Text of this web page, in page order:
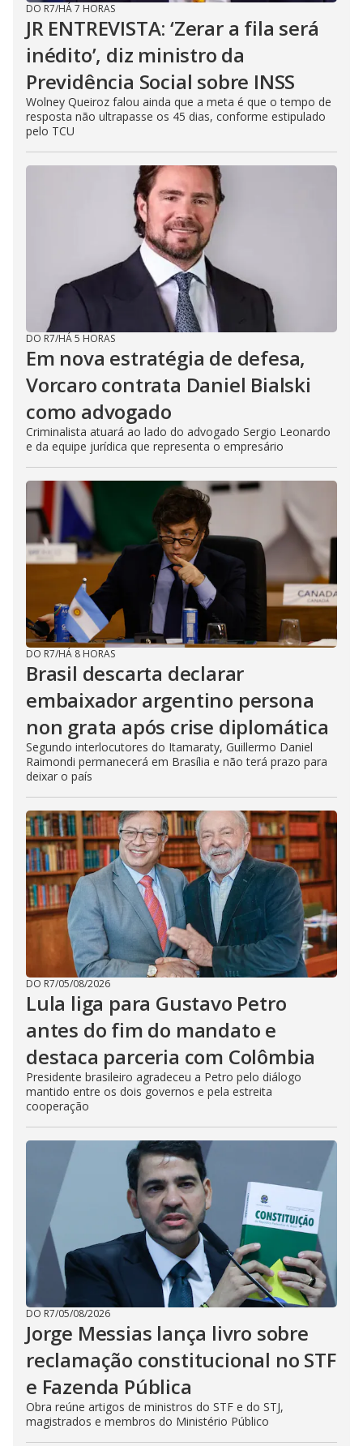
DO R7/HÁ 7 HORAS
JR ENTREVISTA: ‘Zerar a fila será
inédito’, diz ministro da
Previdência Social sobre INSS
Wolney Queiroz falou ainda que a meta é que o tempo de
resposta não ultrapasse os 45 dias, conforme estipulado
pelo TCU
DO R7/HÁ 5 HORAS
Em nova estratégia de defesa,
Vorcaro contrata Daniel Bialski
como advogado
Criminalista atuará ao lado do advogado Sergio Leonardo
e da equipe jurídica que representa o empresário
DO R7/HÁ 8 HORAS
Brasil descarta declarar
embaixador argentino persona
non grata após crise diplomática
Segundo interlocutores do Itamaraty, Guillermo Daniel
Raimondi permanecerá em Brasília e não terá prazo para
deixar o país
DO R7/05/08/2026
Lula liga para Gustavo Petro
antes do fim do mandato e
destaca parceria com Colômbia
Presidente brasileiro agradeceu a Petro pelo diálogo
mantido entre os dois governos e pela estreita
cooperação
DO R7/05/08/2026
Jorge Messias lança livro sobre
reclamação constitucional no STF
e Fazenda Pública
Obra reúne artigos de ministros do STF e do STJ,
magistrados e membros do Ministério Público